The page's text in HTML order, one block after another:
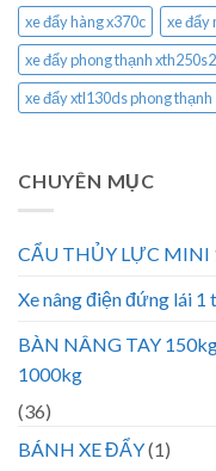
xe đẩy hàng x370c
xe đẩy
xe đẩy phong thạnh xth250s2
xe đẩy xtl130ds phong thạnh
CHUYÊN MỤC
CẨU THỦY LỰC MINI
Xe nâng điện đứng lái 1
BÀN NÂNG TAY
1000kg
(36)
BÁNH XE ĐẨY(1)